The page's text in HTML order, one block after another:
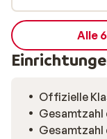
Alle
Offizielle
Gesamtzahl
Gesamtzahl